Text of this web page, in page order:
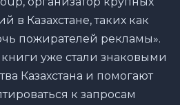
в Казахстане, таких как
пожирателей рекламы».
уже стали знаковыми
Казахстана и помогают
к запросам